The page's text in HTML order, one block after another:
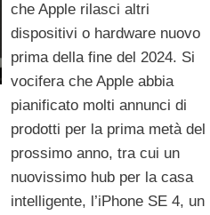
che Apple rilasci altri
dispositivi o hardware nuovo
prima della fine del 2024. Si
vocifera che Apple abbia
pianificato molti annunci di
prodotti per la prima metà del
prossimo anno, tra cui un
nuovissimo hub per la casa
intelligente, l’iPhone SE 4, un